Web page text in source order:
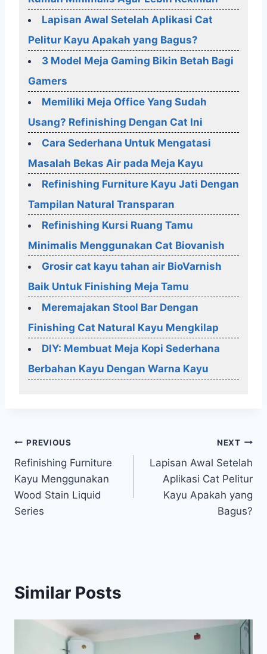
Lapisan Awal Setelah Aplikasi Cat
Pelitur Kayu Apakah yang Bagus?
3 Model Meja Gaming Bikin Betah Bagi
Gamers
Memiliki Meja Office Yang Sudah
Usang? Refinishing Dengan Cat Ini
Cara Sederhana Untuk Mengatasi
Masalah Bekas Air pada Meja Kayu
Refinishing Furniture Kayu Jati Dengan
Tampilan Natural Transparan
Refinishing Kursi Ruang Tamu
Minimalis Menggunakan Cat Biovanish
Grosir cat kayu tahan air BioVarnish
Baik Untuk Finishing Meja Tamu
Meremajakan Stool Bar Dengan
Finishing Cat Natural Kayu Mengkilap
DIY: Membuat Meja Kopi Sederhana
Berbahan Kayu Dengan Warna Kayu
Post
navigation
PREVIOUS
Refinishing Furniture
Kayu Menggunakan
Wood Stain Liquid
Series
NEXT
Lapisan Awal Setelah
Aplikasi Cat Pelitur
Kayu Apakah yang
Bagus?
Similar Posts